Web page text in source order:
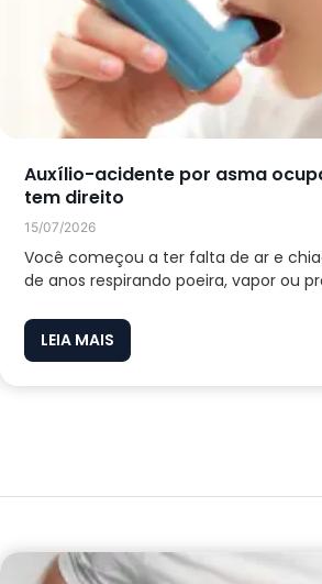
Auxílio-acidente por asma
tem direito
15/07/2026
Você começou a ter falta de ar e
de anos respirando poeira, vapor ou
LEIA MAIS